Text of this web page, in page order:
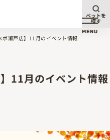
メニ
MENU
ペットを
探す
ポ瀬戸店】11月のイベント情報
11月のイベント情報